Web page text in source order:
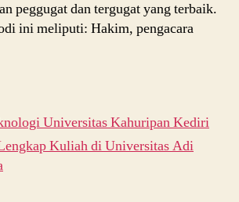
peggugat dan tergugat yang terbaik.
ini meliputi: Hakim, pengacara
Universitas Kahuripan Kediri
Kuliah di Universitas Adi